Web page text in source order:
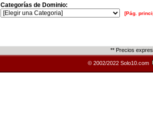
Categorías de Dominio:
[Pág.
** Precios
© 2002/2022 Solo10.com